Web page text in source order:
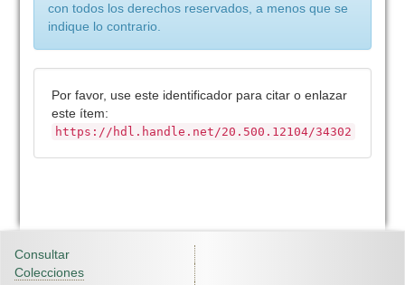
con todos los derechos reservados, a menos que se
indique lo contrario.
Por favor, use este identificador para citar o enlazar
este ítem:
https://hdl.handle.net/20.500.12104/34302
Consultar
Colecciones